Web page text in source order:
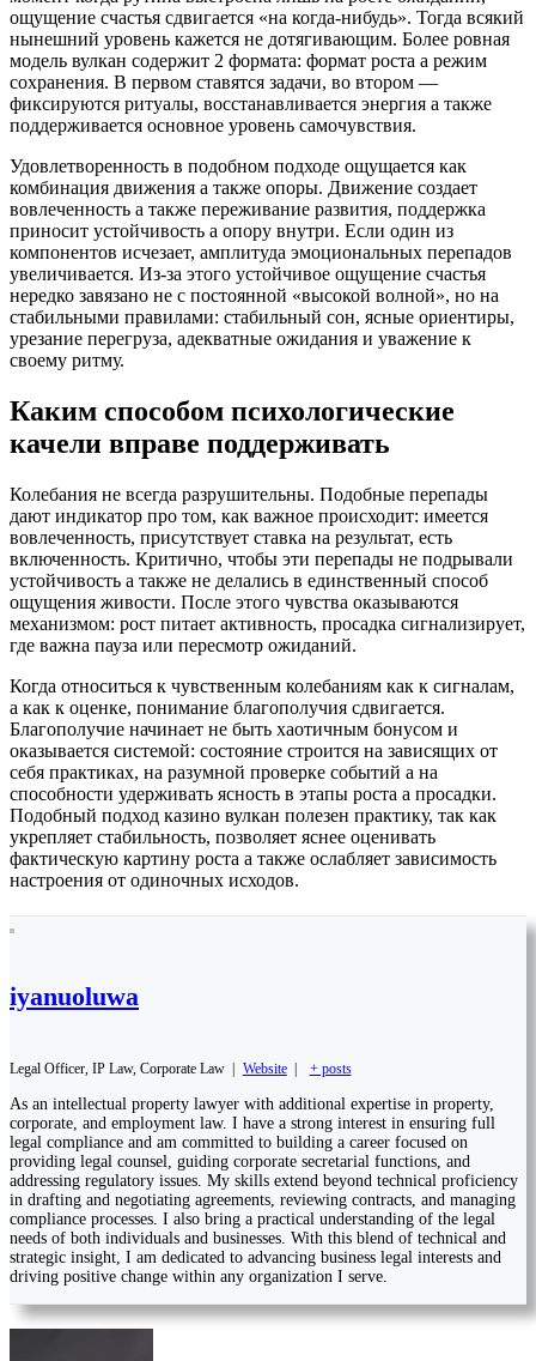
ощущение счастья сдвигается «на когда-нибудь». Тогда всякий
нынешний уровень кажется не дотягивающим. Более ровная
модель вулкан содержит 2 формата: формат роста а режим
сохранения. В первом ставятся задачи, во втором —
фиксируются ритуалы, восстанавливается энергия а также
поддерживается основное уровень самочувствия.
Удовлетворенность в подобном подходе ощущается как
комбинация движения а также опоры. Движение создает
вовлеченность а также переживание развития, поддержка
приносит устойчивость а опору внутри. Если один из
компонентов исчезает, амплитуда эмоциональных перепадов
увеличивается. Из-за этого устойчивое ощущение счастья
нередко завязано не с постоянной «высокой волной», но на
стабильными правилами: стабильный сон, ясные ориентиры,
урезание перегруза, адекватные ожидания и уважение к
своему ритму.
Каким способом психологические
качели вправе поддерживать
Колебания не всегда разрушительны. Подобные перепады
дают индикатор про том, как важное происходит: имеется
вовлеченность, присутствует ставка на результат, есть
включенность. Критично, чтобы эти перепады не подрывали
устойчивость а также не делались в единственный способ
ощущения живости. После этого чувства оказываются
механизмом: рост питает активность, просадка сигнализирует,
где важна пауза или пересмотр ожиданий.
Когда относиться к чувственным колебаниям как к сигналам,
а как к оценке, понимание благополучия сдвигается.
Благополучие начинает не быть хаотичным бонусом и
оказывается системой: состояние строится на зависящих от
себя практиках, на разумной проверке событий а на
способности удерживать ясность в этапы роста а просадки.
Подобный подход казино вулкан полезен практику, так как
укрепляет стабильность, позволяет яснее оценивать
фактическую картину роста а также ослабляет зависимость
настроения от одиночных исходов.
iyanuoluwa
Legal Officer, IP Law, Corporate Law Website + posts
As an intellectual property lawyer with additional expertise in property,
corporate, and employment law. I have a strong interest in ensuring full
legal compliance and am committed to building a career focused on
providing legal counsel, guiding corporate secretarial functions, and
addressing regulatory issues. My skills extend beyond technical proficiency
in drafting and negotiating agreements, reviewing contracts, and managing
compliance processes. I also bring a practical understanding of the legal
needs of both individuals and businesses. With this blend of technical and
strategic insight, I am dedicated to advancing business legal interests and
driving positive change within any organization I serve.